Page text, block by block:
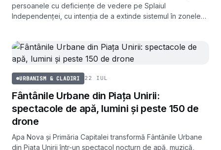
persoanele cu deficiențe de vedere pe Splaiul
Independenței, cu intenția de a extinde sistemul în zonele
URBANISM & CLADIRI 22 IUL
Fântânile Urbane din Piața Unirii:
spectacole de apă, lumini și peste 150 de
drone
Apa Nova și Primăria Capitalei transformă Fântânile Urbane
din Piața Unirii într-un spectacol nocturn de apă, muzică,